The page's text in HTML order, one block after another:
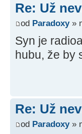
Re: Už
od Paradoxy»
Syn je
hubu, že by
Re: Už
od Paradoxy»